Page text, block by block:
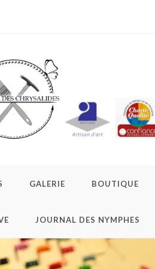
GALERIE BOUTIQUE
JOURNAL DES NYMPHES